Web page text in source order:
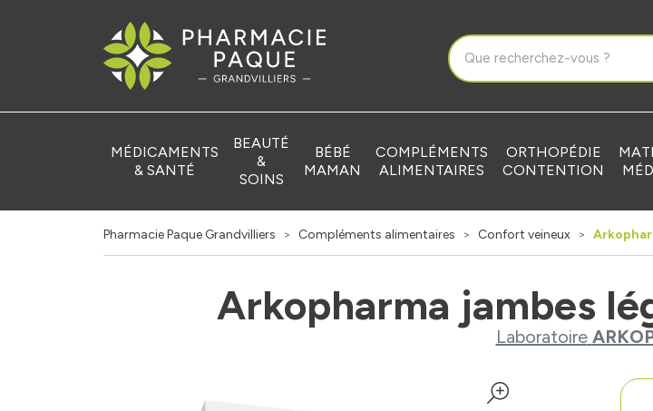
Pharmacie Paque Grandvilliers Votre pharmacie en
MÉDICAMENTS
& SANTÉ
BEAUTÉ
&
SOINS
BÉBÉ
MAMAN
COMPLÉMENTS
ALIMENTAIRES
ORTHOPÉDIE
CONTENTION
Pharmacie Paque Grandvilliers Compléments alimentaires Confort veineux
Arkopharma jambes
Laboratoire